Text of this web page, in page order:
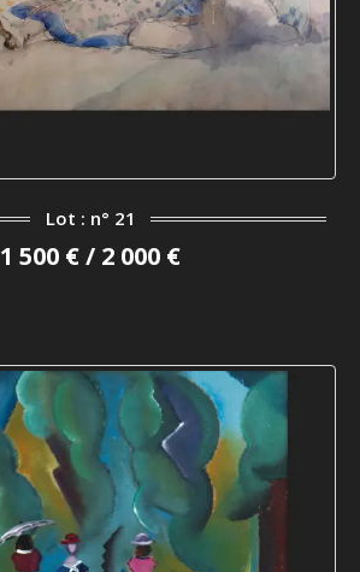
Lot : n° 21
1 500 € / 2 000 €